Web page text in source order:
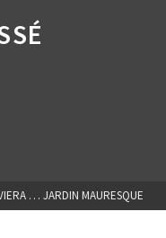
… JARDIN MAURESQUE